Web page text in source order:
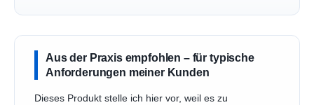
Aus der Praxis empfohlen – für typische
Anforderungen meiner Kunden
Dieses Produkt stelle ich hier vor, weil es zu